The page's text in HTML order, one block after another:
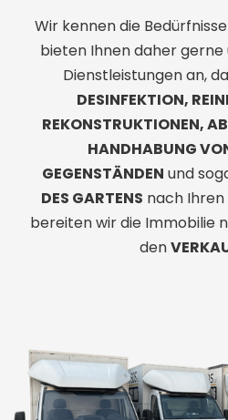
Wir kennen die
bieten Ihnen daher
Dienstleistungen an,
DESINFEKTION,
REKONSTRUKTIONEN,
HANDHABUNG
GEGENSTÄNDEN und
DES GARTENS nach
bereiten wir die Immobilie
den